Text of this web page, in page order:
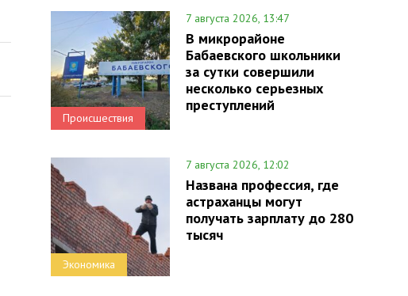
Происшествия
7 августа 2026, 13:47
В микрорайоне
Бабаевского школьники
за сутки совершили
несколько серьезных
преступлений
Экономика
7 августа 2026, 12:02
Названа профессия, где
астраханцы могут
получать зарплату до 280
тысяч